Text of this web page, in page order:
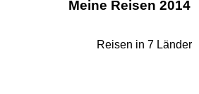
Meine Reisen 2014
Reisen in 7 Länder